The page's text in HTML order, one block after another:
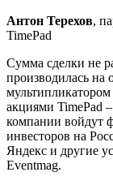
Антон Терехов,
TimePad
Сумма сделки не
производилась на
акциями TimePad –
компании войдут
инвесторов на
Яндекс и другие
Eventmag.